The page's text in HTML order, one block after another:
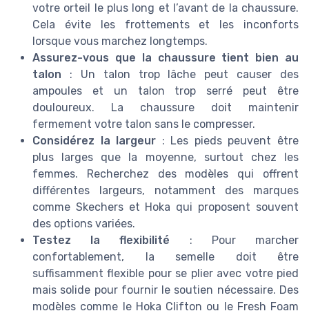
votre orteil le plus long et l’avant de la chaussure.
Cela évite les frottements et les inconforts
lorsque vous marchez longtemps.
Assurez-vous que la chaussure tient bien au
talon : Un talon trop lâche peut causer des
ampoules et un talon trop serré peut être
douloureux. La chaussure doit maintenir
fermement votre talon sans le compresser.
Considérez la largeur : Les pieds peuvent être
plus larges que la moyenne, surtout chez les
femmes. Recherchez des modèles qui offrent
différentes largeurs, notamment des marques
comme Skechers et Hoka qui proposent souvent
des options variées.
Testez la flexibilité : Pour marcher
confortablement, la semelle doit être
suffisamment flexible pour se plier avec votre pied
mais solide pour fournir le soutien nécessaire. Des
modèles comme le Hoka Clifton ou le Fresh Foam